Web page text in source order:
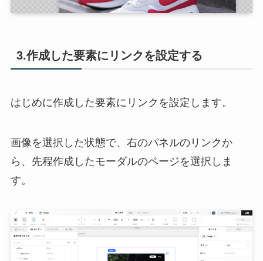
3.作成した要素にリンクを設定する
はじめに作成した要素にリンクを設定します。
画像を選択した状態で、右のパネルのリンクか
ら、先程作成したモーダルのページを選択しま
す。